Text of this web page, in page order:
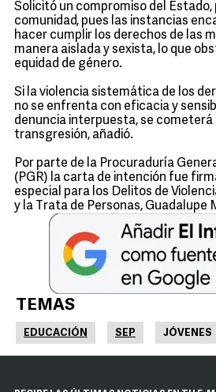
Solicitó un compromiso del Estado,
comunidad, pues las instancias
hacer cumplir los derechos de las
manera aislada y sexista, lo que
equidad de género.
Si la violencia sistemática de los
no se enfrenta con eficacia y
denuncia interpuesta, se cometerá
transgresión, añadió.
Por parte de la Procuraduría
(PGR) la carta de intención fue
especial para los Delitos de
y la Trata de Personas, Guadalupe
TEMAS
EDUCACIÓN SEP JÓVENES